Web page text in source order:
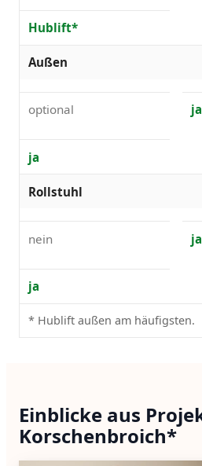
Hublift*
Außen
optional ja
ja
Rollstuhl
nein ja
ja
* Hublift außen am häufigsten.
Einblicke aus
Korschenbroich*